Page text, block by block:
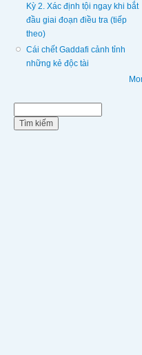
Kỳ 2. Xác định tội ngay khi bắt
đầu giai đoạn điều tra (tiếp
theo)
Cái chết Gaddafi cảnh tỉnh
những kẻ độc tài